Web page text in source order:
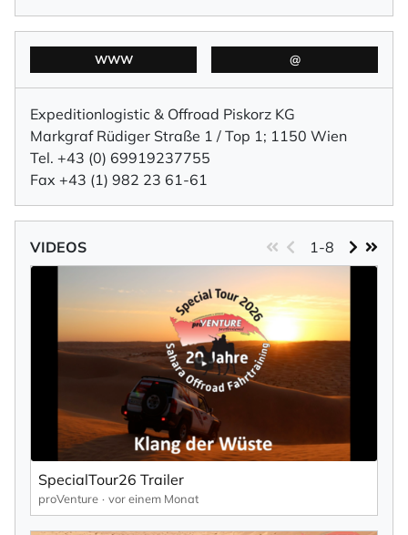
WWW @
Expeditionlogistic & Offroad Piskorz KG
Markgraf Rüdiger Straße 1 / Top 1; 1150 Wien
Tel. +43 (0) 69919237755
Fax +43 (1) 982 23 61-61
VIDEOS 1-8
SpecialTour26 Trailer
proVenture vor einem Monat